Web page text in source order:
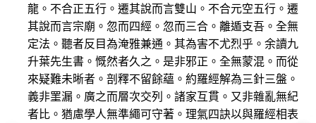
龍。不合正五行。遷其說而言雙山。不合元空五行。遷
其說而言宗廟。忽而四經。忽而三合。離遁支吾。全無
定法。聽者反目為淹雅兼通。其為害不尤烈乎。余讀九
升葉先生書。慨然者久之。是非邪正。全無蒙混。而從
來疑難未晰者。剖釋不留餘蘊。約羅經解為三針三盤。
義非罣漏。廣之而層次交列。諸家互貫。又非雜亂無紀
者比。猶慮學人無準繩可守著。理氣四訣以與羅經相表